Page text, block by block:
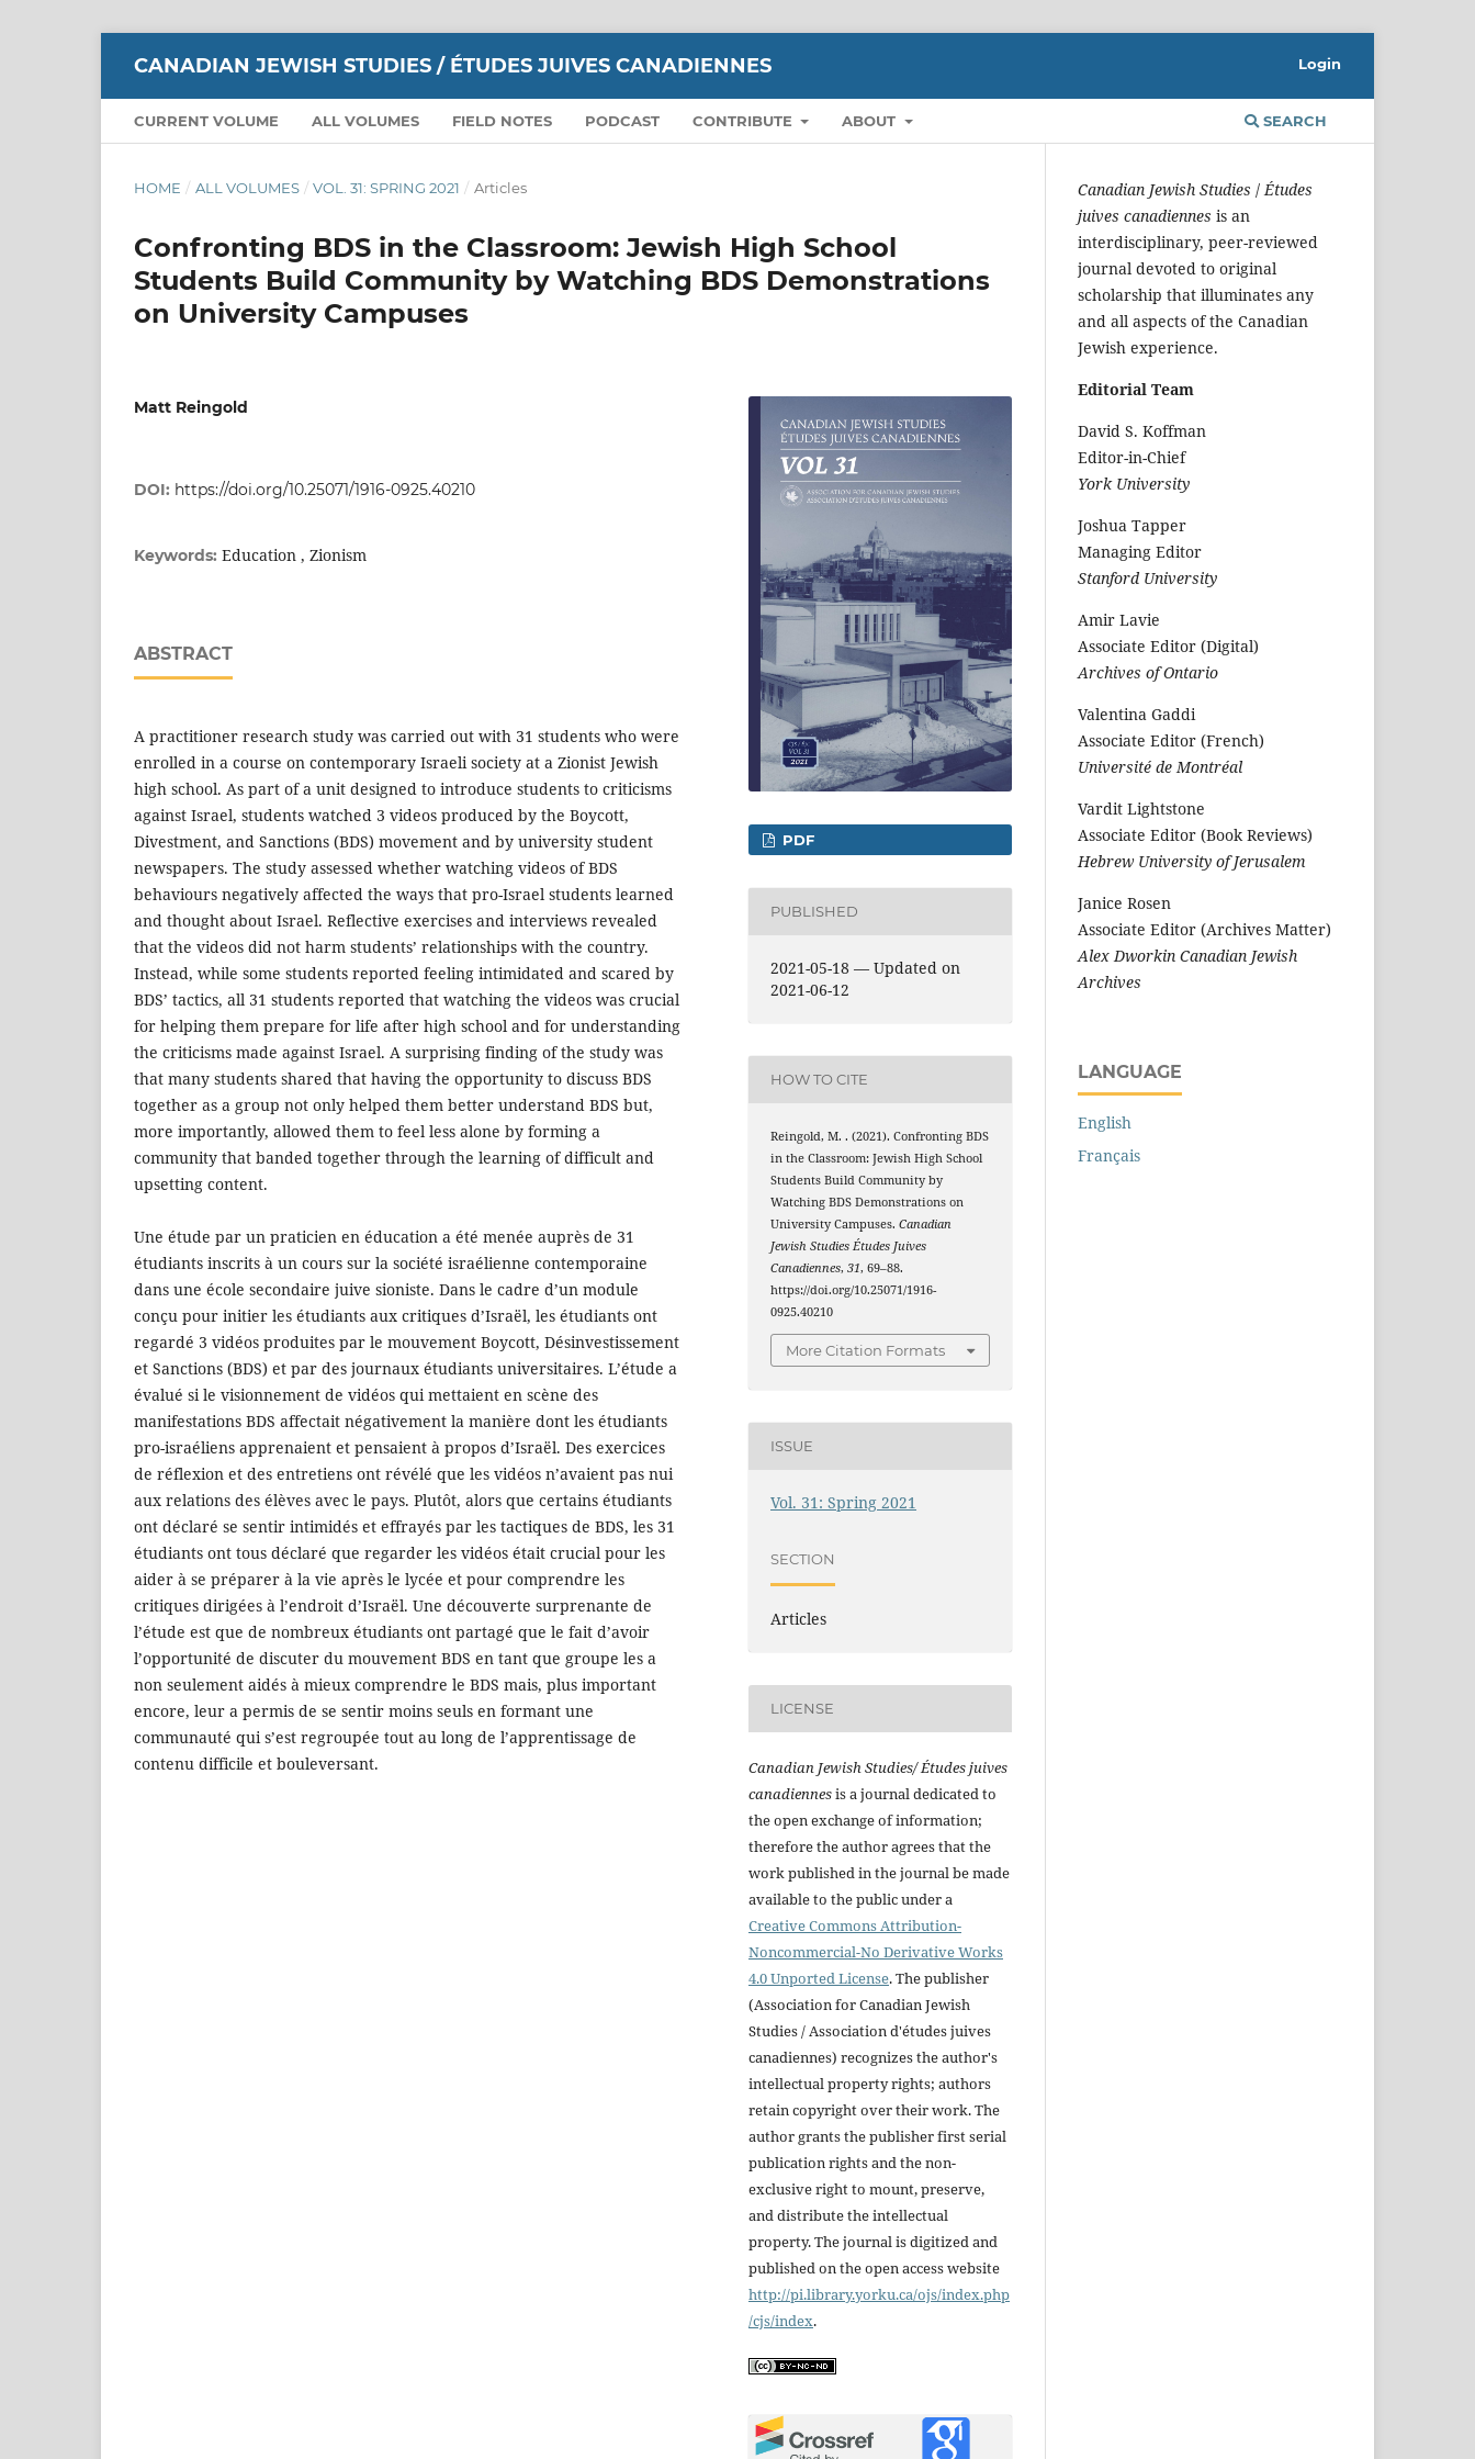
CANADIAN JEWISH STUDIES / ÉTUDES JUIVES CANADIENNES
CURRENT VOLUME ALL VOLUMES FIELD NOTES PODCAST CONTRIBUTE ABOUT SEARCH
Login
HOME / ALL VOLUMES / VOL. 31: SPRING 2021 / Articles
Confronting BDS in the Classroom: Jewish High School
Students Build Community by Watching BDS Demonstrations
on University Campuses
Matt Reingold
DOI: https://doi.org/10.25071/1916-0925.40210
Keywords: Education , Zionism
ABSTRACT
A practitioner research study was carried out with 31 students who were
enrolled in a course on contemporary Israeli society at a Zionist Jewish
high school. As part of a unit designed to introduce students to criticisms
against Israel, students watched 3 videos produced by the Boycott,
Divestment, and Sanctions (BDS) movement and by university student
newspapers. The study assessed whether watching videos of BDS
behaviours negatively affected the ways that pro-Israel students learned
and thought about Israel. Reflective exercises and interviews revealed
that the videos did not harm students’ relationships with the country.
Instead, while some students reported feeling intimidated and scared by
BDS’ tactics, all 31 students reported that watching the videos was crucial
for helping them prepare for life after high school and for understanding
the criticisms made against Israel. A surprising finding of the study was
that many students shared that having the opportunity to discuss BDS
together as a group not only helped them better understand BDS but,
more importantly, allowed them to feel less alone by forming a
community that banded together through the learning of difficult and
upsetting content.
Une étude par un praticien en éducation a été menée auprès de 31
étudiants inscrits à un cours sur la société israélienne contemporaine
dans une école secondaire juive sioniste. Dans le cadre d’un module
conçu pour initier les étudiants aux critiques d’Israël, les étudiants ont
regardé 3 vidéos produites par le mouvement Boycott, Désinvestissement
et Sanctions (BDS) et par des journaux étudiants universitaires. L’étude a
évalué si le visionnement de vidéos qui mettaient en scène des
manifestations BDS affectait négativement la manière dont les étudiants
pro-israéliens apprenaient et pensaient à propos d’Israël. Des exercices
de réflexion et des entretiens ont révélé que les vidéos n’avaient pas nui
aux relations des élèves avec le pays. Plutôt, alors que certains étudiants
ont déclaré se sentir intimidés et effrayés par les tactiques de BDS, les 31
étudiants ont tous déclaré que regarder les vidéos était crucial pour les
aider à se préparer à la vie après le lycée et pour comprendre les
critiques dirigées à l’endroit d’Israël. Une découverte surprenante de
l’étude est que de nombreux étudiants ont partagé que le fait d’avoir
l’opportunité de discuter du mouvement BDS en tant que groupe les a
non seulement aidés à mieux comprendre le BDS mais, plus important
encore, leur a permis de se sentir moins seuls en formant une
communauté qui s’est regroupée tout au long de l’apprentissage de
contenu difficile et bouleversant.
PDF
PUBLISHED
2021-05-18 — Updated on
2021-06-12
HOW TO CITE
Reingold, M. . (2021). Confronting BDS
in the Classroom: Jewish High School
Students Build Community by
Watching BDS Demonstrations on
University Campuses.Canadian
Jewish Studies Études Juives
Canadiennes,31, 69–88.
https://doi.org/10.25071/1916-
0925.40210
More Citation Formats
ISSUE
Vol. 31: Spring 2021
SECTION
Articles
LICENSE
Canadian Jewish Studies/ Études juives
canadiennesis a journal dedicated to
the open exchange of information;
therefore the author agrees that the
work published in the journal be made
available to the public under a
Creative Commons Attribution-
Noncommercial-No Derivative Works
4.0 Unported License. The publisher
(Association for Canadian Jewish
Studies / Association d'études juives
canadiennes) recognizes the author's
intellectual property rights; authors
retain copyright over their work. The
author grants the publisher first serial
publication rights and the non-
exclusive right to mount, preserve,
and distribute the intellectual
property. The journal is digitized and
published on the open access website
http://pi.library.yorku.ca/ojs/index.php
/cjs/index.
Canadian Jewish Studies /Études
juives canadiennes is an
interdisciplinary, peer-reviewed
journal devoted to original
scholarship that illuminates any
and all aspects of the Canadian
Jewish experience.
Editorial Team
David S. Koffman
Editor-in-Chief
York University
Joshua Tapper
Managing Editor
Stanford University
Amir Lavie
Associate Editor (Digital)
Archives of Ontario
Valentina Gaddi
Associate Editor (French)
Université de Montréal
Vardit Lightstone
Associate Editor (Book Reviews)
Hebrew University of Jerusalem
Janice Rosen
Associate Editor (Archives Matter)
Alex Dworkin Canadian Jewish
Archives
LANGUAGE
English
Français